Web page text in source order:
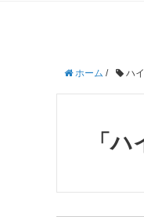
ホーム / ハ
「